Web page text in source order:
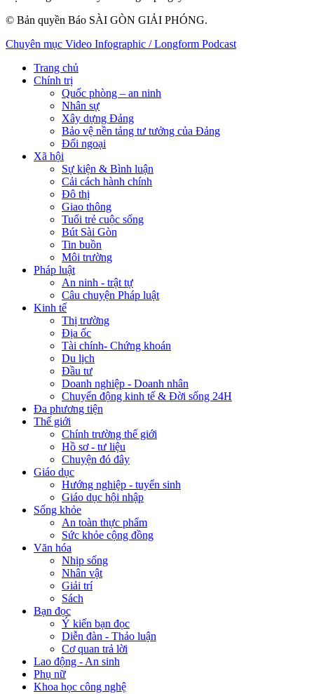
© Bản quyền Báo SÀI GÒN GIẢI PHÓNG.
Chuyên mục Video Infographic / Longform Podcast
Trang chủ
Chính trị
Quốc phòng – an ninh
Nhân sự
Xây dựng Đảng
Bảo vệ nền tảng tư tưởng của Đảng
Đối ngoại
Xã hội
Sự kiện & Bình luận
Cải cách hành chính
Đô thị
Giao thông
Tuổi trẻ cuộc sống
Bút Sài Gòn
Tin buồn
Môi trường
Pháp luật
An ninh - trật tự
Câu chuyện Pháp luật
Kinh tế
Thị trường
Địa ốc
Tài chính- Chứng khoán
Du lịch
Đầu tư
Doanh nghiệp - Doanh nhân
Chuyển động kinh tế & Đời sống 24H
Đa phương tiện
Thế giới
Chính trường thế giới
Hồ sơ - tư liệu
Chuyện đó đây
Giáo dục
Hướng nghiệp - tuyển sinh
Giáo dục hội nhập
Sống khỏe
An toàn thực phẩm
Sức khỏe cộng đồng
Văn hóa
Nhịp sống
Nhân vật
Giải trí
Sách
Bạn đọc
Ý kiến bạn đọc
Diễn đàn - Thảo luận
Cơ quan trả lời
Lao động - An sinh
Phụ nữ
Khoa học công nghệ